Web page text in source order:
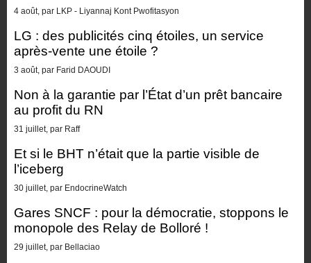
4 août, par LKP - Liyannaj Kont Pwofitasyon
LG : des publicités cinq étoiles, un service
après-vente une étoile ?
3 août, par Farid DAOUDI
Non à la garantie par l’État d’un prêt bancaire
au profit du RN
31 juillet, par Raff
Et si le BHT n’était que la partie visible de
l’iceberg
30 juillet, par EndocrineWatch
Gares SNCF : pour la démocratie, stoppons le
monopole des Relay de Bolloré !
29 juillet, par Bellaciao